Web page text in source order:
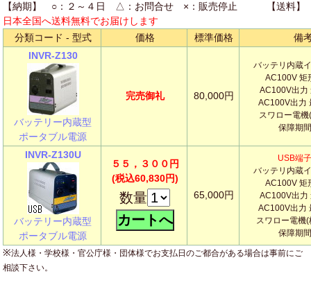
【納期】 ○：２～４日 △：お問合せ ×：販売停止 【送料】
日本全国へ送料無料でお届けします
分類コード - 型式
価格 標準価格
備
INVR-Z130
バッテリー内蔵型
ポータブル電源
完売御礼 80,000円
バッテリ内蔵
AC100V 矩
AC100V出力
AC100V出力
スワロー電
保障期
INVR-Z130U
バッテリー内蔵型
ポータブル電源
５５，３００円
(税込60,830円)
数量 65,000円
USB端
バッテリ内蔵
AC100V 矩
AC100V出力
AC100V出力
スワロー電機
保障期
※法人様・学校様・官公庁様・団体様でお支払日のご都合がある場合は事前にご
相談下さい。